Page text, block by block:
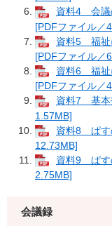
資料4 会議
[PDFファイル／
資料5 福祉
[PDFファイル／
資料6 福祉
[PDFファイル／
資料7 基本
1.57MB]
資料8 ぱす
12.73MB]
資料9 ぱす
2.75MB]
会議録